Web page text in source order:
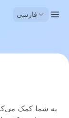
فارسی
به شما کمک